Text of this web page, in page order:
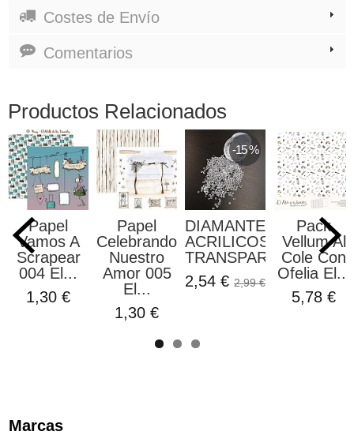
Marcas
Costes de Envío
Comentarios
Productos Relacionados
Papel
A
004 El...
1,30 €
Papel
Celebrando
Nuestro
Amor 005
El...
1,30 €
-15 %
DIAMANTES
ACRILICOS
TRANSPARENTES...
2,54 €2,99 €
Pack
Vellum Al
Cole Con
Ofelia El...
5,78 €